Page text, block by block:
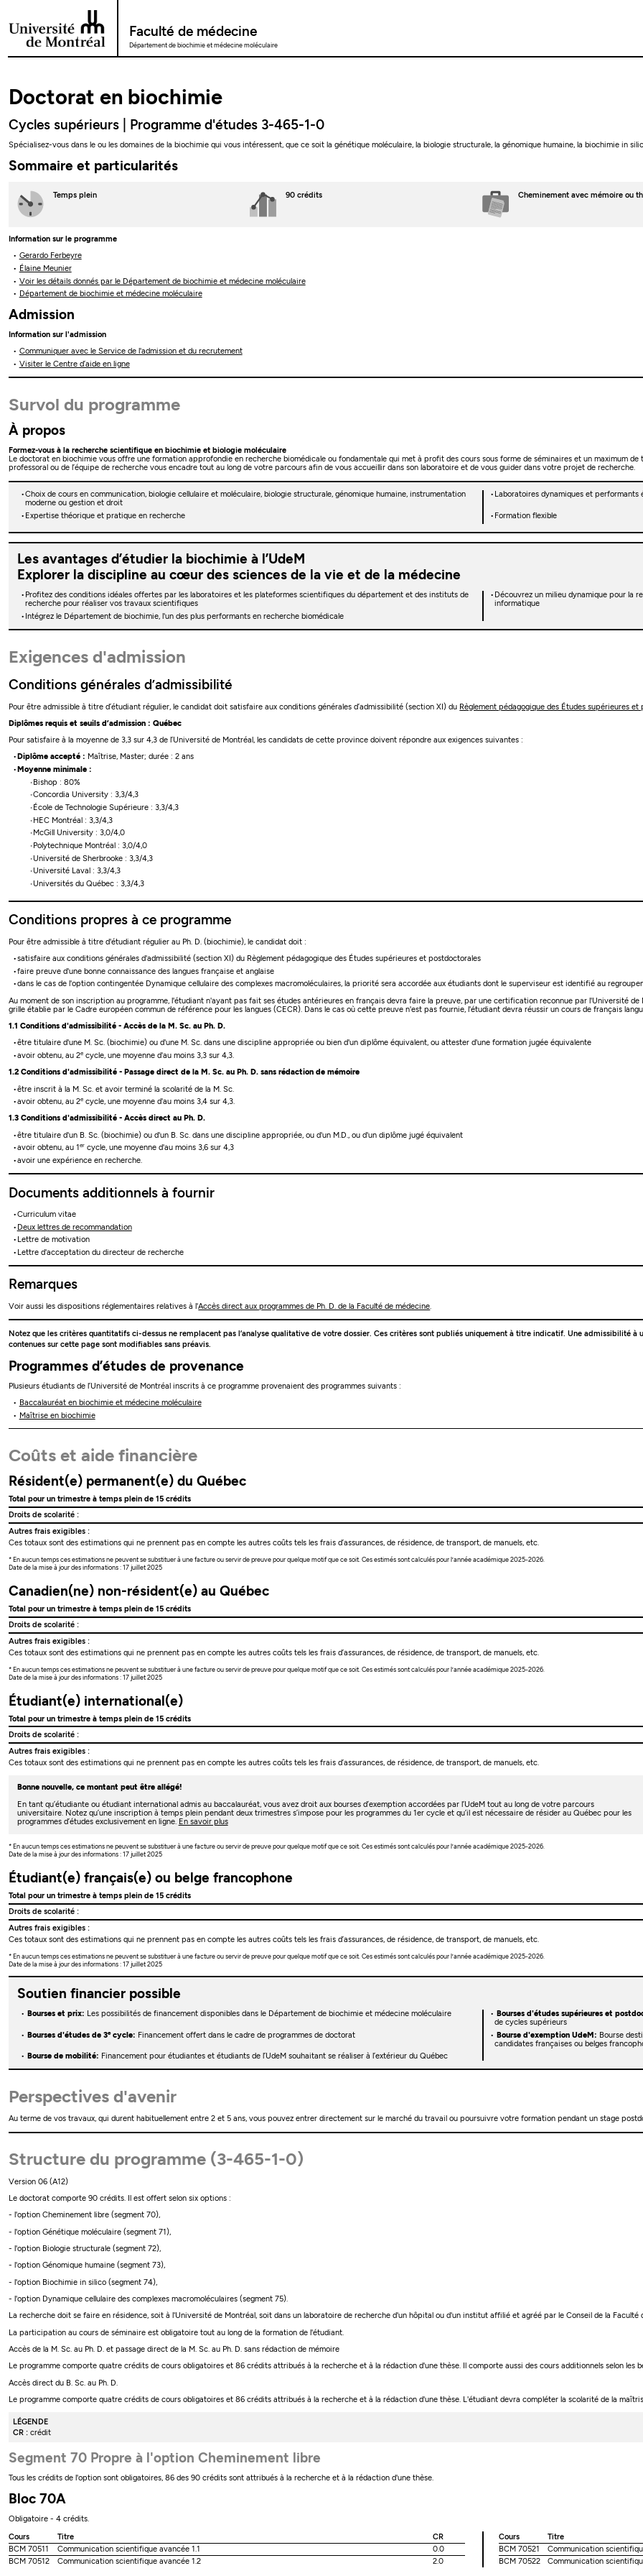
Passer au contenu
Faculté de médecine
Département de biochimie et médecine moléculaire
Doctorat en biochimie
Cycles supérieurs | Programme d'études 3-465-1-0
Spécialisez-vous dans le ou les domaines de la biochimie qui vous intéressent, que ce soit la génétique moléculaire, la biologie structurale, la génomique humaine, la biochimie in
Sommaire et particularités
Temps plein 90 crédits Cheminement avec mémoire ou
Information sur le programme
Gerardo Ferbeyre
Élaine Meunier
Voir les détails donnés par le Département de biochimie et médecine moléculaire
Département de biochimie et médecine moléculaire
Admission
Information sur l'admission
Communiquer avec le Service de l'admission et du recrutement
Visiter le Centre d’aide en ligne
Survol du programme
À propos
Formez-vous à la recherche scientifique en biochimie et biologie moléculaire
Le doctorat en biochimie vous offre une formation approfondie en recherche biomédicale ou fondamentale qui met à profit des cours sous forme de séminaires et un maximum
professoral ou de l’équipe de recherche vous encadre tout au long de votre parcours afin de vous accueillir dans son laboratoire et de vous guider dans votre projet de recherche.
Choix de cours en communication, biologie cellulaire et moléculaire, biologie structurale, génomique humaine, instrumentation
moderne ou gestion et droit
Laboratoires dynamiques et
Expertise théorique et pratique en recherche Formation flexible
Les avantages d’étudier la biochimie à l’UdeM
Explorer la discipline au cœur des sciences de la vie et de la médecine
Profitez des conditions idéales offertes par les laboratoires et les plateformes scientifiques du département et des instituts de
recherche pour réaliser vos travaux scientifiques
Découvrez un milieu dynamique pour la
informatique
Intégrez le Département de biochimie, l'un des plus performants en recherche biomédicale
Exigences d'admission
Conditions générales d’admissibilité
Pour être admissible à titre d’étudiant régulier, le candidat doit satisfaire aux conditions générales d’admissibilité (section XI) du Règlement pédagogique des Études supérieures et
Diplômes requis et seuils d’admission : Québec
Pour satisfaire à la moyenne de 3,3 sur 4,3 de l’Université de Montréal, les candidats de cette province doivent répondre aux exigences suivantes :
Diplôme accepté : Maîtrise, Master; durée : 2 ans
Moyenne minimale :
Bishop : 80%
Concordia University : 3,3/4,3
École de Technologie Supérieure : 3,3/4,3
HEC Montréal : 3,3/4,3
McGill University : 3,0/4,0
Polytechnique Montréal : 3,0/4,0
Université de Sherbrooke : 3,3/4,3
Université Laval : 3,3/4,3
Universités du Québec : 3,3/4,3
Conditions propres à ce programme
Pour être admissible à titre d'étudiant régulier au Ph. D. (biochimie), le candidat doit :
satisfaire aux conditions générales d'admissibilité (section XI) du Règlement pédagogique des Études supérieures et postdoctorales
faire preuve d'une bonne connaissance des langues française et anglaise
dans le cas de l'option contingentée Dynamique cellulaire des complexes macromoléculaires, la priorité sera accordée aux étudiants dont le superviseur est identifié au
Au moment de son inscription au programme, l'étudiant n'ayant pas fait ses études antérieures en français devra faire la preuve, par une certification reconnue par l'Université
grille établie par le Cadre européen commun de référence pour les langues (CECR). Dans le cas où cette preuve n'est pas fournie, l'étudiant devra réussir un cours de français
1.1 Conditions d'admissibilité - Accès de la M. Sc. au Ph. D.
être titulaire d'une M. Sc. (biochimie) ou d'une M. Sc. dans une discipline appropriée ou bien d'un diplôme équivalent, ou attester d'une formation jugée équivalente
avoir obtenu, au 2ecycle, une moyenne d'au moins 3,3 sur 4,3.
1.2 Conditions d'admissibilité - Passage direct de la M. Sc. au Ph. D. sans rédaction de mémoire
être inscrit à la M. Sc. et avoir terminé la scolarité de la M. Sc.
avoir obtenu, au 2ecycle, une moyenne d'au moins 3,4 sur 4,3.
1.3 Conditions d'admissibilité - Accès direct au Ph. D.
être titulaire d'un B. Sc. (biochimie) ou d'un B. Sc. dans une discipline appropriée, ou d'un M.D., ou d'un diplôme jugé équivalent
avoir obtenu, au 1 ercycle, une moyenne d'au moins 3,6 sur 4,3
avoir une expérience en recherche.
Documents additionnels à fournir
Curriculum vitae
Deux lettres de recommandation
Lettre de motivation
Lettre d'acceptation du directeur de recherche
Remarques
Voir aussi les dispositions réglementaires relatives à l'Accès direct aux programmes de Ph. D. de la Faculté de médecine.
Notez que les critères quantitatifs ci-dessus ne remplacent pas l’analyse qualitative de votre dossier. Ces critères sont publiés uniquement à titre indicatif. Une admissibilité à
contenues sur cette page sont modifiables sans préavis.
Programmes d’études de provenance
Plusieurs étudiants de l’Université de Montréal inscrits à ce programme provenaient des programmes suivants :
Baccalauréat en biochimie et médecine moléculaire
Maîtrise en biochimie
Coûts et aide financière
Résident(e) permanent(e) du Québec
Total pour un trimestre à temps plein de 15 crédits
Droits de scolarité :
Autres frais exigibles :
Ces totaux sont des estimations qui ne prennent pas en compte les autres coûts tels les frais d’assurances, de résidence, de transport, de manuels, etc.
* En aucun temps ces estimations ne peuvent se substituer à une facture ou servir de preuve pour quelque motif que ce soit. Ces estimés sont calculés pour l’année académique 2025-2026.
Date de la mise à jour des informations : 17 juillet 2025
Canadien(ne) non-résident(e) au Québec
Total pour un trimestre à temps plein de 15 crédits
Droits de scolarité :
Autres frais exigibles :
Ces totaux sont des estimations qui ne prennent pas en compte les autres coûts tels les frais d’assurances, de résidence, de transport, de manuels, etc.
* En aucun temps ces estimations ne peuvent se substituer à une facture ou servir de preuve pour quelque motif que ce soit. Ces estimés sont calculés pour l’année académique 2025-2026.
Date de la mise à jour des informations : 17 juillet 2025
Étudiant(e) international(e)
Total pour un trimestre à temps plein de 15 crédits
Droits de scolarité :
Autres frais exigibles :
Ces totaux sont des estimations qui ne prennent pas en compte les autres coûts tels les frais d’assurances, de résidence, de transport, de manuels, etc.
Bonne nouvelle, ce montant peut être allégé!
En tant qu’étudiante ou étudiant international admis au baccalauréat, vous avez droit aux bourses d’exemption accordées par l’UdeM tout au long de votre parcours
universitaire. Notez qu’une inscription à temps plein pendant deux trimestres s’impose pour les programmes du 1er cycle et qu’il est nécessaire de résider au Québec pour les
programmes d’études exclusivement en ligne. En savoir plus
* En aucun temps ces estimations ne peuvent se substituer à une facture ou servir de preuve pour quelque motif que ce soit. Ces estimés sont calculés pour l’année académique 2025-2026.
Date de la mise à jour des informations : 17 juillet 2025
Étudiant(e) français(e) ou belge francophone
Total pour un trimestre à temps plein de 15 crédits
Droits de scolarité :
Autres frais exigibles :
Ces totaux sont des estimations qui ne prennent pas en compte les autres coûts tels les frais d’assurances, de résidence, de transport, de manuels, etc.
* En aucun temps ces estimations ne peuvent se substituer à une facture ou servir de preuve pour quelque motif que ce soit. Ces estimés sont calculés pour l’année académique 2025-2026.
Date de la mise à jour des informations : 17 juillet 2025
Soutien financier possible
Bourses et prix: Les possibilités de financement disponibles dans le Département de biochimie et médecine moléculaire Bourses d'études supérieures et
de cycles supérieurs
Bourses d'études de 3ecycle: Financement offert dans le cadre de programmes de doctorat Bourse d'exemption UdeM: Bourse
candidates françaises ou belges
Bourse de mobilité: Financement pour étudiantes et étudiants de l’UdeM souhaitant se réaliser à l’extérieur du Québec
Perspectives d'avenir
Au terme de vos travaux, qui durent habituellement entre 2 et 5 ans, vous pouvez entrer directement sur le marché du travail ou poursuivre votre formation pendant un stage
Structure du programme (3-465-1-0)
Version 06 (A12)
Le doctorat comporte 90 crédits. Il est offert selon six options :
- l'option Cheminement libre (segment 70),
- l'option Génétique moléculaire (segment 71),
- l'option Biologie structurale (segment 72),
- l'option Génomique humaine (segment 73),
- l'option Biochimie in silico (segment 74),
- l'option Dynamique cellulaire des complexes macromoléculaires (segment 75).
La recherche doit se faire en résidence, soit à l'Université de Montréal, soit dans un laboratoire de recherche d'un hôpital ou d'un institut affilié et agréé par le Conseil de la Faculté
La participation au cours de séminaire est obligatoire tout au long de la formation de l'étudiant.
Accès de la M. Sc. au Ph. D. et passage direct de la M. Sc. au Ph. D. sans rédaction de mémoire
Le programme comporte quatre crédits de cours obligatoires et 86 crédits attribués à la recherche et à la rédaction d'une thèse. Il comporte aussi des cours additionnels selon les
Accès direct du B. Sc. au Ph. D.
Le programme comporte quatre crédits de cours obligatoires et 86 crédits attribués à la recherche et à la rédaction d'une thèse. L'étudiant devra compléter la scolarité de la
LÉGENDE
CR : crédit
Segment 70 Propre à l'option Cheminement libre
Tous les crédits de l'option sont obligatoires, 86 des 90 crédits sont attribués à la recherche et à la rédaction d'une thèse.
Bloc 70A
Obligatoire - 4 crédits.
Cours
Titre
CR
BCM 70511
Communication scientifique avancée 1.1
0.0
BCM 70512
Communication scientifique avancée 1.2 2.0
Cours Titre
BCM 70521
Communication
BCM 70522
Communication